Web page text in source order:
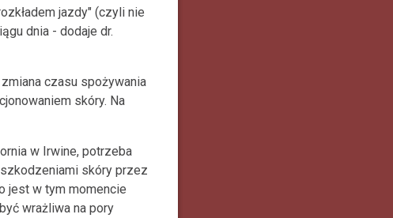
jazdy" (czyli nie
dnia - dodaje dr.
czasu spożywania
skóry. Na
w Irwine, potrzeba
skóry przez
jest w tym momencie
wrażliwa na pory